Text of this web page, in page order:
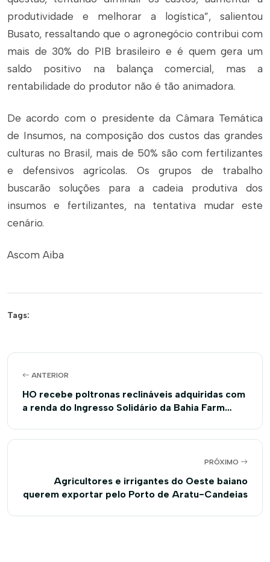
produtividade e melhorar a logística”, salientou
Busato, ressaltando que o agronegócio contribui com
mais de 30% do PIB brasileiro e é quem gera um
saldo positivo na balança comercial, mas a
rentabilidade do produtor não é tão animadora.
De acordo com o presidente da Câmara Temática
de Insumos, na composição dos custos das grandes
culturas no Brasil, mais de 50% são com fertilizantes
e defensivos agrícolas. Os grupos de trabalho
buscarão soluções para a cadeia produtiva dos
insumos e fertilizantes, na tentativa mudar este
cenário.
Ascom Aiba
Tags:
ANTERIOR
HO recebe poltronas reclináveis adquiridas com
a renda do Ingresso Solidário da Bahia Farm
PRÓXIMO
Agricultores e irrigantes do Oeste baiano
querem exportar pelo Porto de Aratu-Candeias